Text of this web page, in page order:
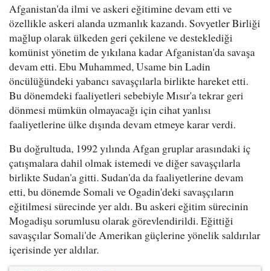
Afganistan'da ilmi ve askeri eğitimine devam etti ve
özellikle askeri alanda uzmanlık kazandı. Sovyetler Birliği
mağlup olarak ülkeden geri çekilene ve desteklediği
komünist yönetim de yıkılana kadar Afganistan'da savaşa
devam etti. Ebu Muhammed, Usame bin Ladin
öncülüğündeki yabancı savaşçılarla birlikte hareket etti.
Bu dönemdeki faaliyetleri sebebiyle Mısır'a tekrar geri
dönmesi mümkün olmayacağı için cihat yanlısı
faaliyetlerine ülke dışında devam etmeye karar verdi.
Bu doğrultuda, 1992 yılında Afgan gruplar arasındaki iç
çatışmalara dahil olmak istemedi ve diğer savaşçılarla
birlikte Sudan'a gitti. Sudan'da da faaliyetlerine devam
etti, bu dönemde Somali ve Ogadin'deki savaşçıların
eğitilmesi sürecinde yer aldı. Bu askeri eğitim sürecinin
Mogadişu sorumlusu olarak görevlendirildi. Eğittiği
savaşçılar Somali'de Amerikan güçlerine yönelik saldırılar
içerisinde yer aldılar.